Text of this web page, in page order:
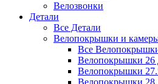
Велозвонки
Детали
Все Детали
Велопокрышки и
Все
Велопокрышки 26
Велопокрышки
Велопокрышки 28